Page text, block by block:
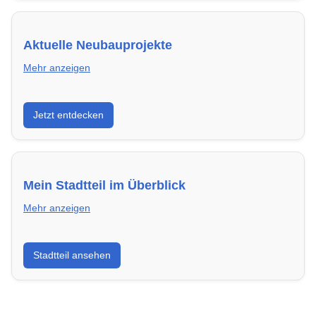
Aktuelle Neubauprojekte
Mehr anzeigen
Entdecke Neubauprojekte in Bredstedt – modern,
energieeffizient und sofort bezugsfertig.
Jetzt entdecken
Mein Stadtteil im Überblick
Mehr anzeigen
Erfahre mehr über deinen Stadtteil in Bredstedt:
Lebensqualität, Verkehrsanbindung, Schulen,
Freizeitmöglichkeiten und Mietpreise.
Stadtteil ansehen